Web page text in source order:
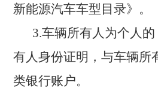
新能源汽车车型目录》。
3.车辆所有人为个人
有人身份证明，与车辆所
类银行账户。